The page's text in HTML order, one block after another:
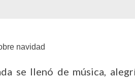
se llenó de música,